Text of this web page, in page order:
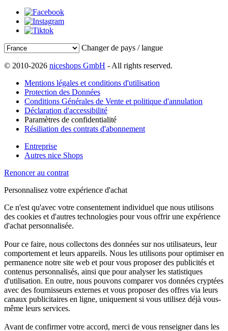
Changer de pays / langue
© 2010-2026 niceshops GmbH - All rights reserved.
Mentions légales et conditions d'utilisation
Protection des Données
Conditions Générales de Vente et politique d'annulation
Déclaration d'accessibilité
Paramètres de confidentialité
Résiliation des contrats d'abonnement
Entreprise
Autres nice Shops
Renoncer au contrat
Personnalisez votre expérience d'achat
Ce n'est qu'avec votre consentement individuel que nous utilisons
des cookies et d'autres technologies pour vous offrir une expérience
d'achat personnalisée.
Pour ce faire, nous collectons des données sur nos utilisateurs, leur
comportement et leurs appareils. Nous les utilisons pour optimiser en
permanence notre site web et pour vous proposer des publicités et
contenus personnalisés, ainsi que pour analyser les statistiques
d'utilisation. En outre, nous pouvons comparer vos données cryptées
avec des fournisseurs externes et vous proposer des offres via leurs
canaux publicitaires en ligne, uniquement si vous utilisez déjà vous-
même leurs services.
Avant de confirmer votre accord, merci de vous renseigner dans les